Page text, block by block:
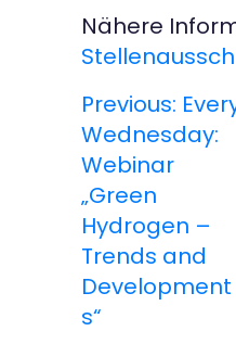
Nähere
B
e
i
t
r
Previous:
Wednesday:
Webinar
„Green
Hydrogen –
Trends and
Development
s“